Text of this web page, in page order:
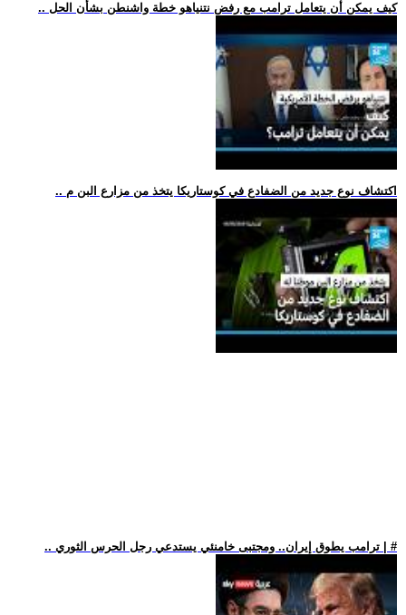
.. كيف يمكن أن يتعامل ترامب مع رفض نتنياهو خطة واشنطن بشأن الحل
.. اكتشاف نوع جديد من الضفادع في كوستاريكا يتخذ من مزارع البن م
.. ترامب يطوق إيران.. ومجتبى خامنئي يستدعي رجل الحرس الثوري | #